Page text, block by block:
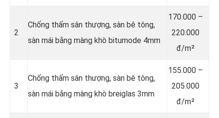
2
Chống thấm sân thượng, sàn bê tông,
sàn mái bằng màng khò bitumode 4mm
170.000 –
220.000
đ/m²
3
Chống thấm sân thượng, sàn bê tông,
sàn mái bằng màng khò breiglas 3mm
155.000 –
205.000
đ/m²